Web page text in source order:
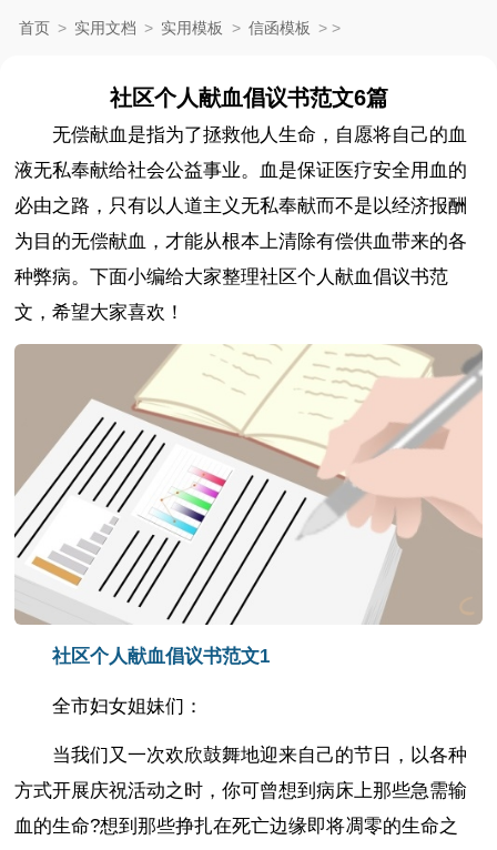
首页 > 实用文档 > 实用模板 > 信函模板 > >
社区个人献血倡议书范文6篇
无偿献血是指为了拯救他人生命，自愿将自己的血
液无私奉献给社会公益事业。血是保证医疗安全用血的
必由之路，只有以人道主义无私奉献而不是以经济报酬
为目的无偿献血，才能从根本上清除有偿供血带来的各
种弊病。下面小编给大家整理社区个人献血倡议书范
文，希望大家喜欢！
社区个人献血倡议书范文1
全市妇女姐妹们：
当我们又一次欢欣鼓舞地迎来自己的节日，以各种
方式开展庆祝活动之时，你可曾想到病床上那些急需输
血的生命?想到那些挣扎在死亡边缘即将凋零的生命之